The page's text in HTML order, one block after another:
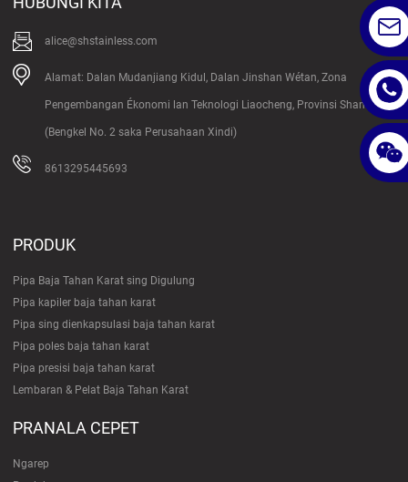
alice@shstainless.com
Alamat: Dalan Mudanjiang Kidul, Dalan Jinshan Wétan, Zona
Pengembangan Ékonomi lan Teknologi Liaocheng, Provinsi Shandong
(Bengkel No. 2 saka Perusahaan Xindi)
8613295445693
PRODUK
Pipa Baja Tahan Karat sing Digulung
Pipa kapiler baja tahan karat
Pipa sing dienkapsulasi baja tahan karat
Pipa poles baja tahan karat
Pipa presisi baja tahan karat
Lembaran & Pelat Baja Tahan Karat
PRANALA CEPET
Ngarep